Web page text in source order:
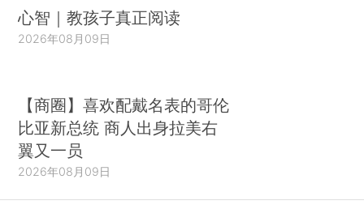
心智｜教孩子真正阅读
2026年08月09日
【商圈】喜欢配戴名表的哥伦
比亚新总统 商人出身拉美右
翼又一员
2026年08月09日